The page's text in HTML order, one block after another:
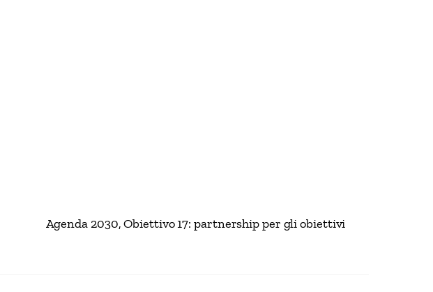
Agenda 2030, Obiettivo 17: partnership per gli obiettivi